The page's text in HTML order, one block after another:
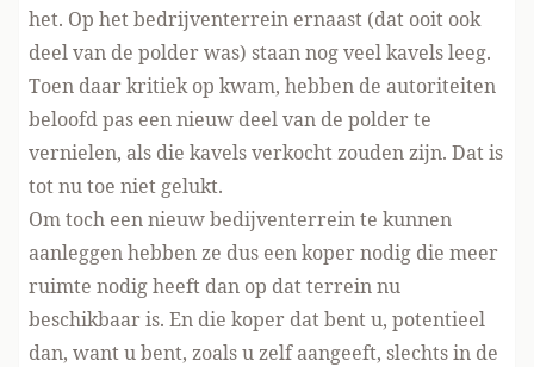
het. Op het bedrijventerrein ernaast (dat ooit ook
deel van de polder was) staan nog veel kavels leeg.
Toen daar kritiek op kwam, hebben de autoriteiten
beloofd pas een nieuw deel van de polder te
vernielen, als die kavels verkocht zouden zijn. Dat is
tot nu toe niet gelukt.
Om toch een nieuw bedijventerrein te kunnen
aanleggen hebben ze dus een koper nodig die meer
ruimte nodig heeft dan op dat terrein nu
beschikbaar is. En die koper dat bent u, potentieel
dan, want u bent, zoals u zelf aangeeft, slechts in de